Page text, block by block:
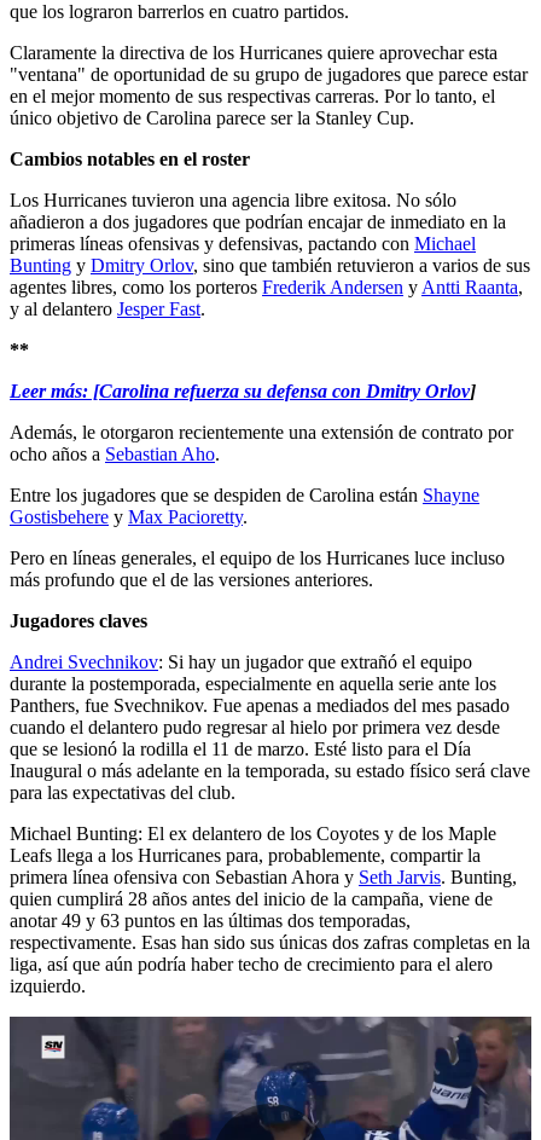
que los lograron barrerlos en cuatro partidos.
Claramente la directiva de los Hurricanes quiere aprovechar esta
"ventana" de oportunidad de su grupo de jugadores que parece estar
en el mejor momento de sus respectivas carreras. Por lo tanto, el
único objetivo de Carolina parece ser la Stanley Cup.
Cambios notables en el roster
Los Hurricanes tuvieron una agencia libre exitosa. No sólo
añadieron a dos jugadores que podrían encajar de inmediato en la
primeras líneas ofensivas y defensivas, pactando con Michael
Bunting y Dmitry Orlov, sino que también retuvieron a varios de sus
agentes libres, como los porteros Frederik Andersen y Antti Raanta,
y al delantero Jesper Fast.
**
Leer más: [Carolina refuerza su defensa con Dmitry Orlov]
Además, le otorgaron recientemente una extensión de contrato por
ocho años a Sebastian Aho.
Entre los jugadores que se despiden de Carolina están Shayne
Gostisbehere y Max Pacioretty.
Pero en líneas generales, el equipo de los Hurricanes luce incluso
más profundo que el de las versiones anteriores.
Jugadores claves
Andrei Svechnikov: Si hay un jugador que extrañó el equipo
durante la postemporada, especialmente en aquella serie ante los
Panthers, fue Svechnikov. Fue apenas a mediados del mes pasado
cuando el delantero pudo regresar al hielo por primera vez desde
que se lesionó la rodilla el 11 de marzo. Esté listo para el Día
Inaugural o más adelante en la temporada, su estado físico será clave
para las expectativas del club.
Michael Bunting: El ex delantero de los Coyotes y de los Maple
Leafs llega a los Hurricanes para, probablemente, compartir la
primera línea ofensiva con Sebastian Ahora y Seth Jarvis. Bunting,
quien cumplirá 28 años antes del inicio de la campaña, viene de
anotar 49 y 63 puntos en las últimas dos temporadas,
respectivamente. Esas han sido sus únicas dos zafras completas en la
liga, así que aún podría haber techo de crecimiento para el alero
izquierdo.